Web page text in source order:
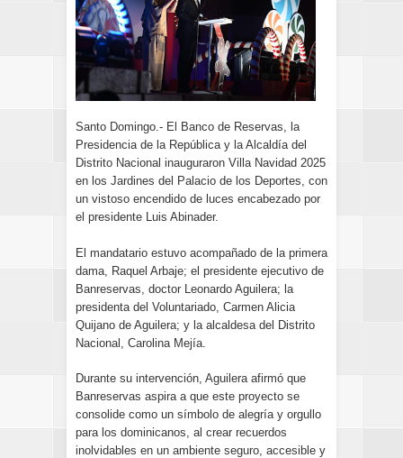
Santo Domingo.- El Banco de Reservas, la
Presidencia de la República y la Alcaldía del
Distrito Nacional inauguraron Villa Navidad 2025
en los Jardines del Palacio de los Deportes, con
un vistoso encendido de luces encabezado por
el presidente Luis Abinader.
El mandatario estuvo acompañado de la primera
dama, Raquel Arbaje; el presidente ejecutivo de
Banreservas, doctor Leonardo Aguilera; la
presidenta del Voluntariado, Carmen Alicia
Quijano de Aguilera; y la alcaldesa del Distrito
Nacional, Carolina Mejía.
Durante su intervención, Aguilera afirmó que
Banreservas aspira a que este proyecto se
consolide como un símbolo de alegría y orgullo
para los dominicanos, al crear recuerdos
inolvidables en un ambiente seguro, accesible y